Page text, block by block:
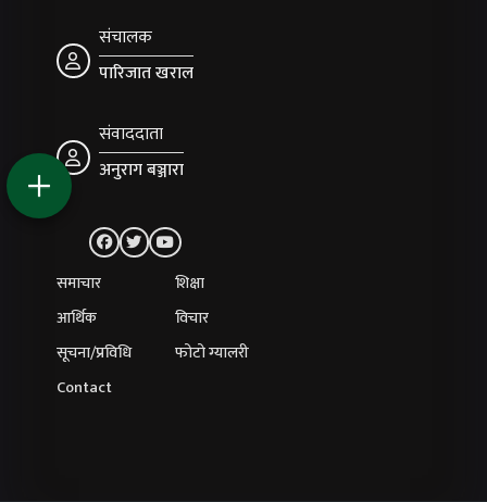
संचालक
पारिजात खराल
संवाददाता
अनुराग बञ्जारा
समाचार
शिक्षा
आर्थिक
विचार
सूचना/प्रविधि
फोटो ग्यालरी
Contact